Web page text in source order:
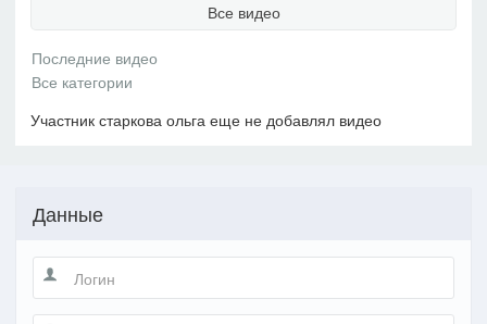
Все видео
Участник старкова ольга еще не добавлял видео
Данные